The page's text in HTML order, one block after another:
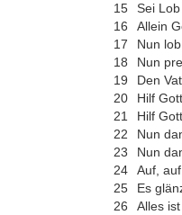
15
Sei
16
Allein
17
Nun
18
Nun
19
Den
20
Hilf
21
Hilf
22
Nun
23
Nun
24
Auf,
25
Es
26
Alles